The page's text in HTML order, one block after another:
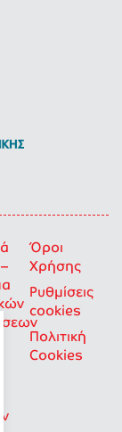
Όροι
Χρήσης
Ρυθμίσεις
cookies
Πολιτική
Cookies